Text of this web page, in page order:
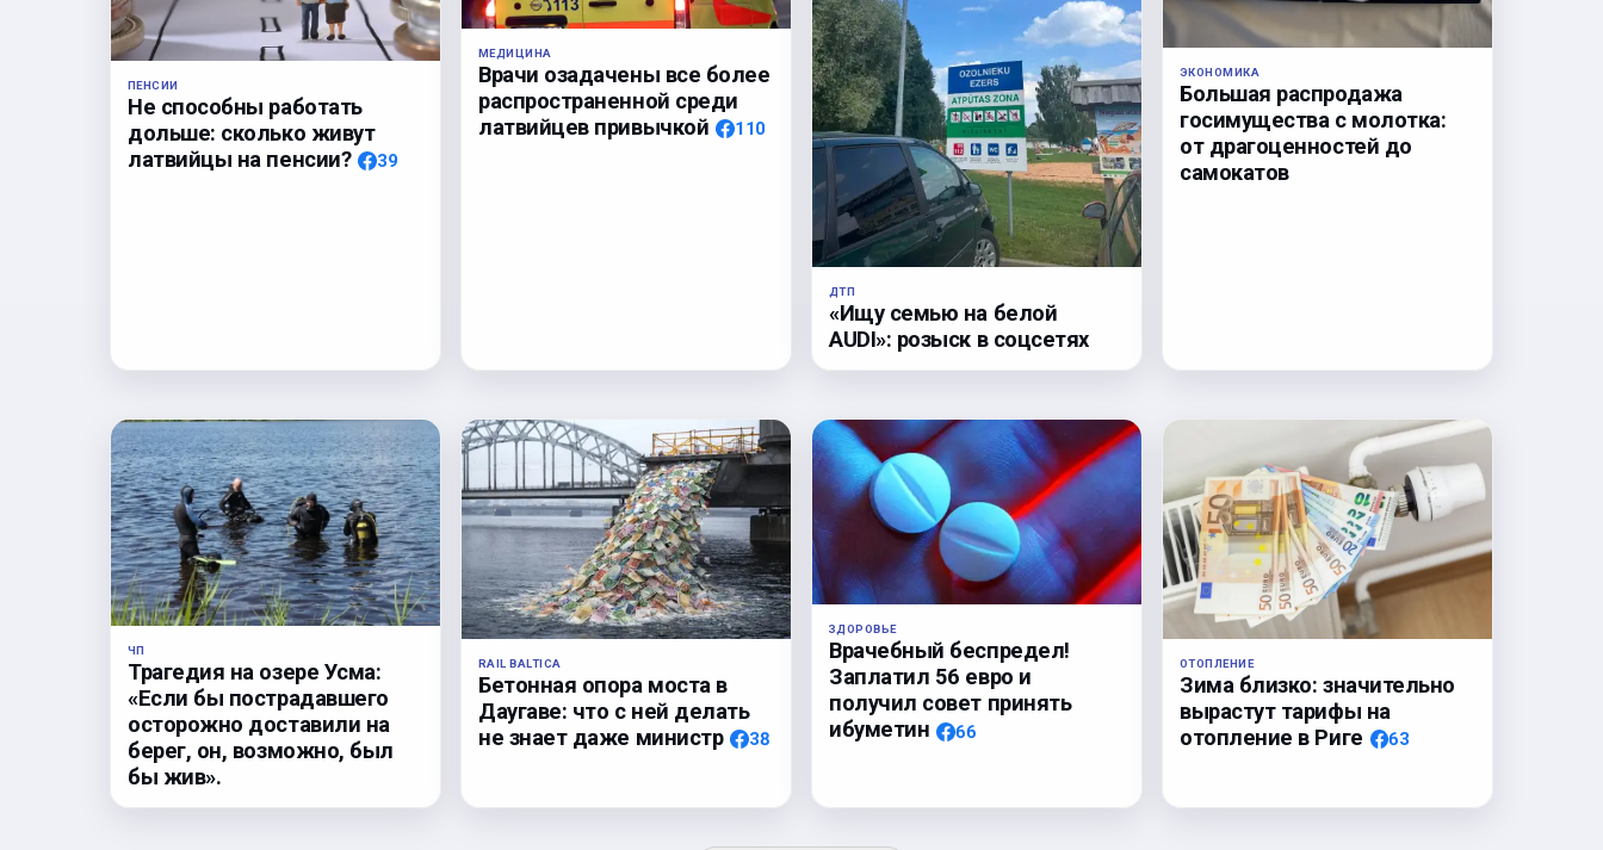
ПЕНСИИ
Не способны работать
дольше: сколько живут
латвийцы на пенсии?
39
МЕДИЦИНА
Врачи озадачены все более
распространенной среди
латвийцев привычкой
110
ДТП
«Ищу семью на белой
AUDI»: розыск в соцсетях
ЭКОНОМИКА
Большая распродажа
госимущества с молотка:
от драгоценностей до
самокатов
ЧП
Трагедия на озере Усма:
«Если бы пострадавшего
осторожно доставили на
берег, он, возможно, был
бы жив».
RAIL BALTICA
Бетонная опора моста в
Даугаве: что с ней делать
не знает даже министр
38
ЗДОРОВЬЕ
Врачебный беспредел!
Заплатил 56 евро и
получил совет принять
ибуметин
66
ОТОПЛЕНИЕ
Зима близко: значительно
вырастут тарифы на
отопление в Риге
63